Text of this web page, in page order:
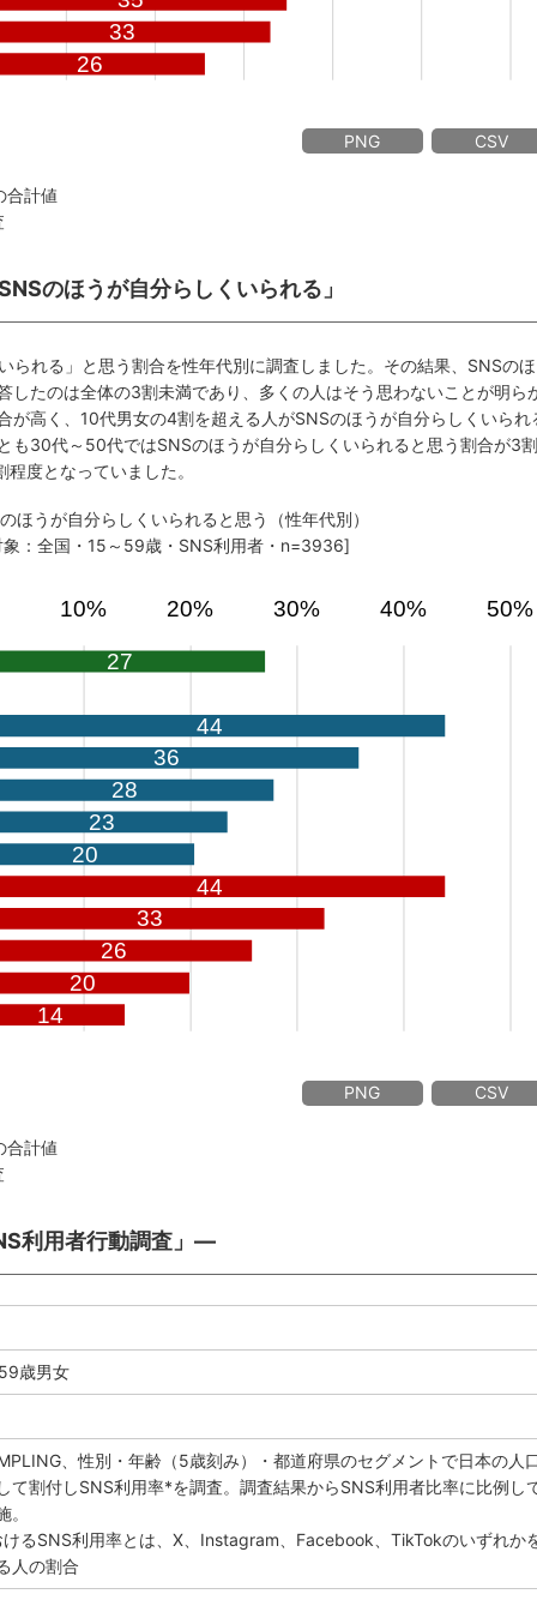
PNG CSV
合計値
のほうが自分らしくいられる」
られる」と思う割合を性年代別に調査しました。その結果、SNSのほ
したのは全体の3割未満であり、多くの人はそう思わないことが明ら
が高く、10代男女の4割を超える人がSNSのほうが自分らしくいられ
も30代～50代ではSNSのほうが自分らしくいられると思う割合が3割
度となっていました。
ほうが自分らしくいられると思う（性年代別）
：全国・15～59歳・SNS利用者・n=3936]
PNG CSV
合計値
利用者行動調査」―
歳男女
、性別・年齢（5歳刻み）・都道府県のセグメントで日本の人
て割付しSNS利用率*を調査。調査結果からSNS利用者比率に比例し
。
るSNS利用率とは、X、Instagram、Facebook、TikTokのいずれか
人の割合